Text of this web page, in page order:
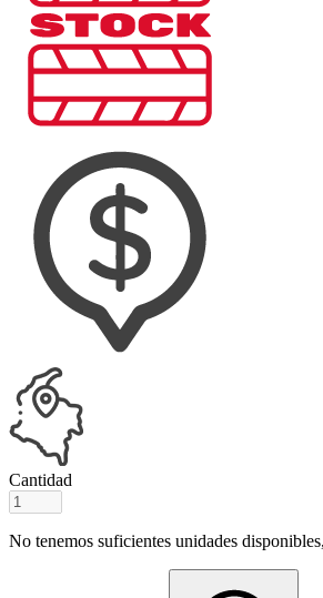
Cantidad
No tenemos suficientes unidades